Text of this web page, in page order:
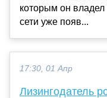
которым он
сети уже появ...
17:30, 01 Апр
Лизингодатель